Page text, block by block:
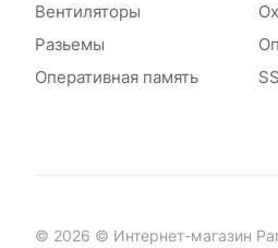
Вентиляторы
Разьемы
Оперативная память
© 2026 © Интернет-магазин